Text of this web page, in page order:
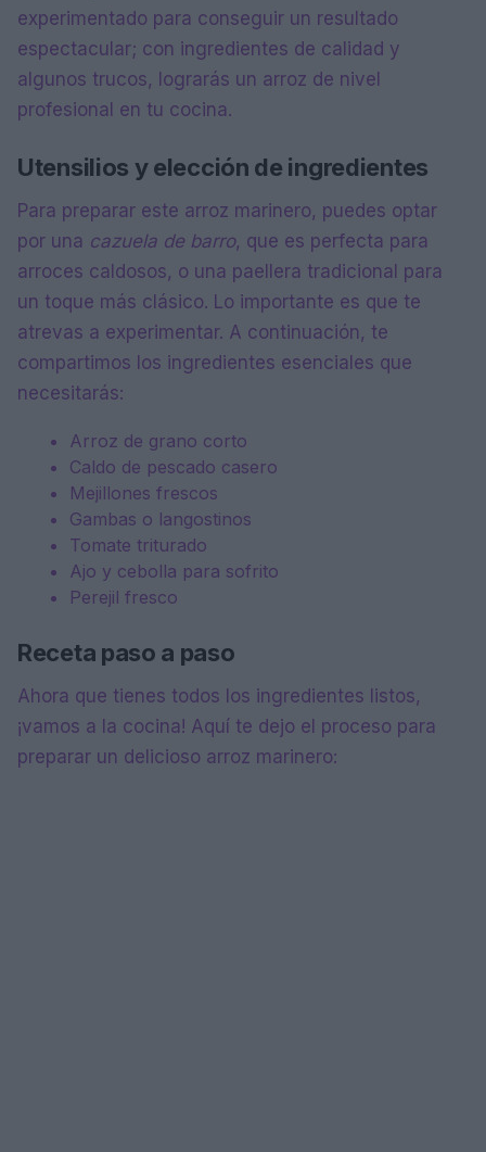
experimentado para conseguir un resultado
espectacular; con ingredientes de calidad y
algunos trucos, lograrás un arroz de nivel
profesional en tu cocina.
Utensilios y elección de ingredientes
Para preparar este arroz marinero, puedes optar
por una cazuela de barro, que es perfecta para
arroces caldosos, o una paellera tradicional para
un toque más clásico. Lo importante es que te
atrevas a experimentar. A continuación, te
compartimos los ingredientes esenciales que
necesitarás:
Arroz de grano corto
Caldo de pescado casero
Mejillones frescos
Gambas o langostinos
Tomate triturado
Ajo y cebolla para sofrito
Perejil fresco
Receta paso a paso
Ahora que tienes todos los ingredientes listos,
¡vamos a la cocina! Aquí te dejo el proceso para
preparar un delicioso arroz marinero: